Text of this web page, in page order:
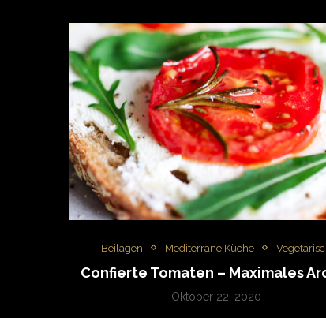
Beilagen Mediterrane Küche
Confierte Tomaten – Maximales
Oktober 22, 2020